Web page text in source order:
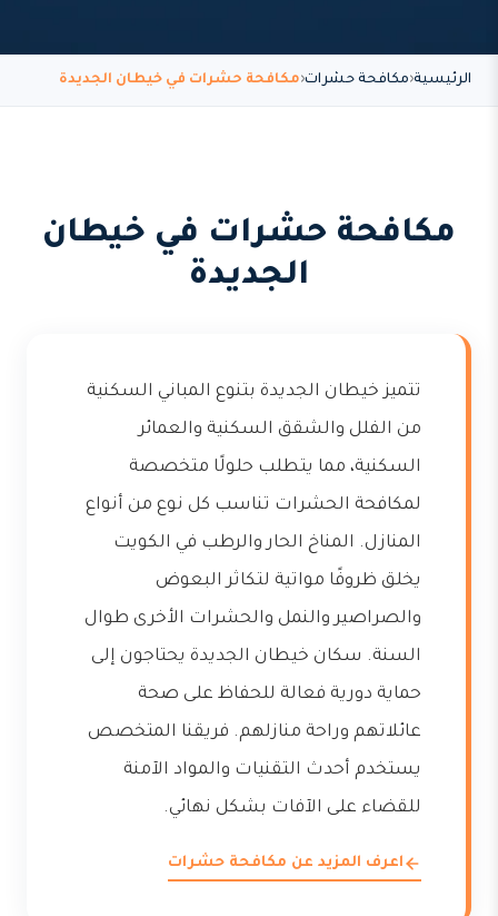
الرئيسية مكافحة حشرات مكافحة حشرات في خيطان الجديدة
مكافحة حشرات في خيطان
الجديدة
تتميز خيطان الجديدة بتنوع المباني السكنية
من الفلل والشقق السكنية والعمائر
السكنية، مما يتطلب حلولًا متخصصة
لمكافحة الحشرات تناسب كل نوع من أنواع
المنازل. المناخ الحار والرطب في الكويت
يخلق ظروفًا مواتية لتكاثر البعوض
والصراصير والنمل والحشرات الأخرى طوال
السنة. سكان خيطان الجديدة يحتاجون إلى
حماية دورية فعالة للحفاظ على صحة
عائلاتهم وراحة منازلهم. فريقنا المتخصص
يستخدم أحدث التقنيات والمواد الآمنة
للقضاء على الآفات بشكل نهائي.
اعرف المزيد عن مكافحة حشرات